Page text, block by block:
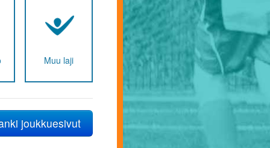
Muu laji
joukkuesivut
Junnujoukkue
Tytöt
Joukkueen nimi
www-osoite
Ottamalla palvelun käyttöön